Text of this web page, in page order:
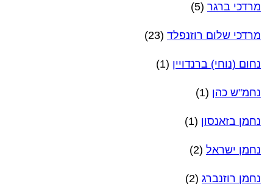
מרדכי ברגר (5)
מרדכי שלום רוזנפלד (23)
נחום (נוחי) ברנדויין (1)
נחמ"ש כהן (1)
נחמן בזאנסון (1)
נחמן ישראל (2)
נחמן רוזנברג (2)